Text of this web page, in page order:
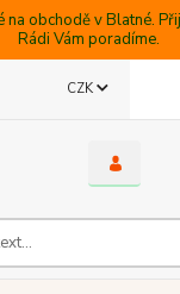
na obchodě v Blatné.
Rádi Vám poradíme.
CZK